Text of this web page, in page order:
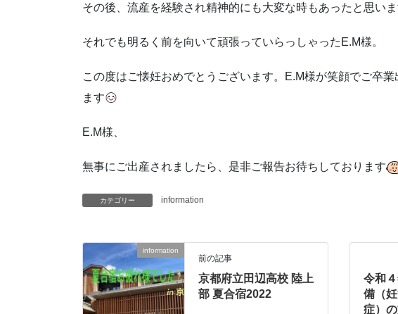
その後、流産を経験され精神的にも大変な時もあったと思いま
それでも明るく前を向いて頑張っていらっしゃったE.M様。
この度はご懐妊おめでとうございます。E.M様が笑顔でご卒
ます
E.M様、
無事にご出産されましたら、是非ご報告お待ちしております
カテゴリー information
information
前の記事
京都府立田辺高校 陸上
部 夏合宿2022
令和
備（
症）